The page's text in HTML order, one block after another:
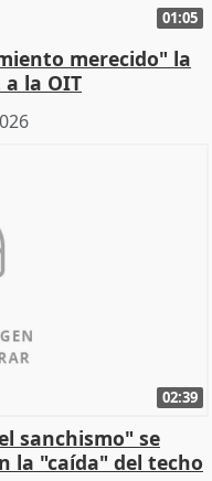
01:05
merecido" la
la OIT
02:39
sanchismo" se
la "caída" del techo